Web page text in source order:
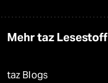
Mehr taz Lesestoff
taz Blogs